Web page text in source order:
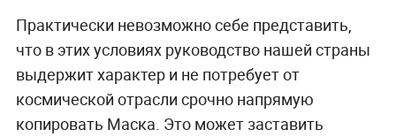
Практически невозможно себе представить,
что в этих условиях руководство нашей страны
выдержит характер и не потребует от
космической отрасли срочно напрямую
копировать Маска. Это может заставить